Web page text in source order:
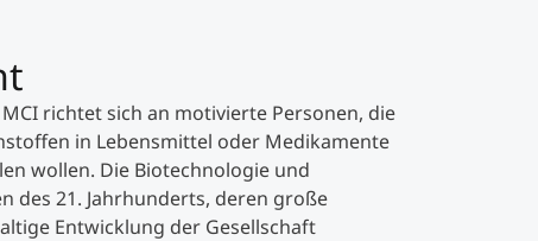
richtet sich an motivierte Personen, die
in Lebensmittel oder Medikamente
wollen. Die Biotechnologie und
des 21. Jahrhunderts, deren große
Entwicklung der Gesellschaft